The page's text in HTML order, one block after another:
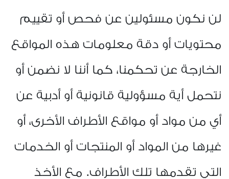
لن نكون مسئولين عن فحص أو تقييم
محتويات أو دقة معلومات هذه المواقع
الخارجة عن تحكمنا، كما أننا لا نضمن أو
نتحمل أية مسؤولية قانونية أو أدبية عن
أي من مواد أو مواقع الأطراف الأخرى، أو
غيرها من المواد أو المنتجات أو الخدمات
التي تقدمها تلك الأطراف. مع الأخذ